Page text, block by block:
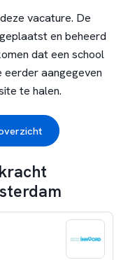
vacature. De
en beheerd
dat een school
aangegeven
te halen.